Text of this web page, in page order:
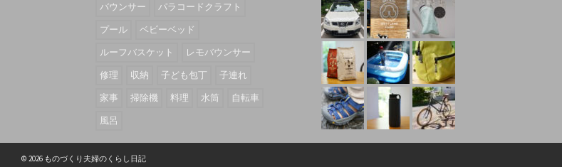
バウンサー
パラコードクラフト
プール
ベビーベッド
ルーフバスケット
レモバウンサー
修理
収納 子ども包丁
子連れ
家事
掃除機 料理 水筒
自転車
風呂
© 2026 ものづくり夫婦のくらし日記